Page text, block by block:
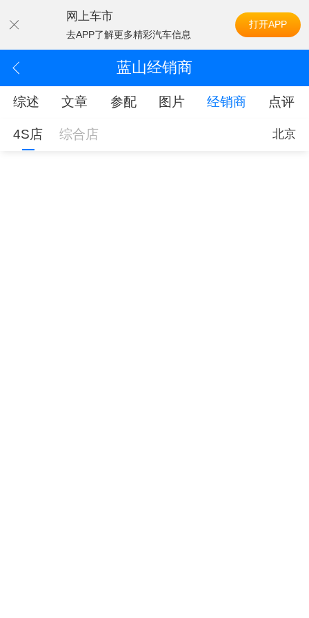
网上车市
去APP了解更多精彩汽车信息
打开APP
蓝山经销商
综述 文章 参配 图片 经销商 点评
4S店 综合店 北京